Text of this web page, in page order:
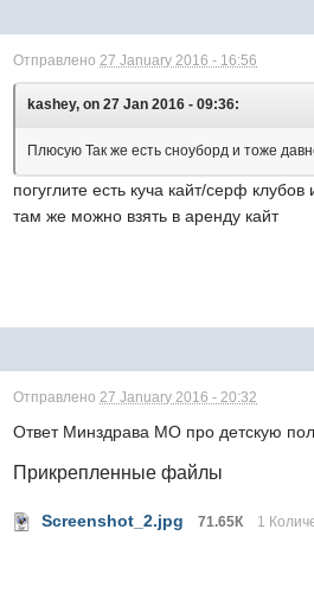
Отправлено27 January 2016 - 16:56
kashey, on 27 Jan 2016 - 09:36:
Плюсую Так же есть сноуборд и тоже
погуглите есть куча кайт/серф
там же можно взять в аренду кайт
Отправлено27 January 2016 - 20:32
Ответ Минздрава МО про детскую
Прикрепленные файлы
Screenshot_2.jpg 71.65К 1